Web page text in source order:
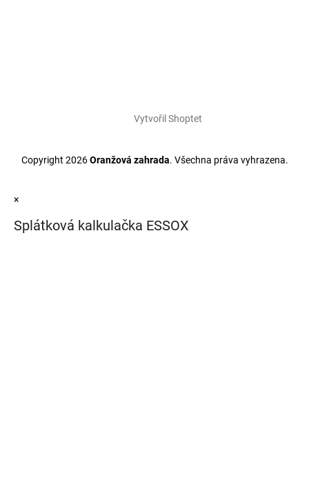
Vytvořil Shoptet
Copyright 2026Oranžová zahrada. Všechna práva vyhrazena.
×
Splátková kalkulačka ESSOX